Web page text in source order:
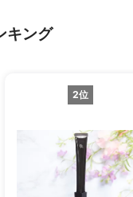
キング
2位